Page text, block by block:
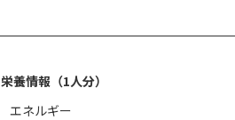
栄養情報（1人分）
エネルギー